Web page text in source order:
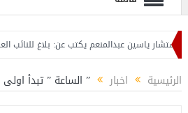
ياسين عبدالمنعم يكتب عن: بلاغ للنائب العام
الكوادر الشبابية بوزارة الشباب والرياضةالرئيسية اخبار ” الساعة ” تبدأ اولى